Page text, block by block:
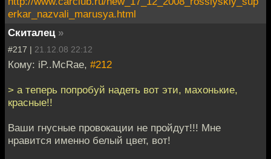
erkar_nazvali_marusya.html
Скиталец »
#217 | 21.12.08 22:12
Кому: iP..McRae, #212
> а теперь попробуй надеть вот эти, махонькие,
красные!!
Ваши гнусные провокации не пройдут!!! Мне
нравится именно белый цвет, вот!